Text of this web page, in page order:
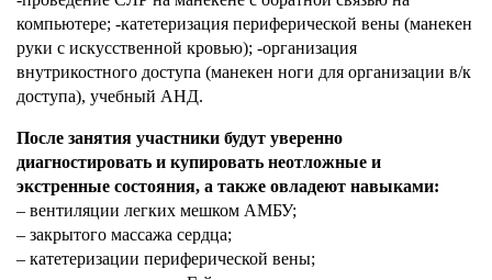
компьютере; -катетеризация периферической вены (манекен
руки с искусственной кровью); -организация
внутрикостного доступа (манекен ноги для организации в/к
доступа), учебный АНД.
После занятия участники будут уверенно
диагностировать и купировать неотложные и
экстренные состояния, а также овладеют навыками:
– вентиляции легких мешком АМБУ;
– закрытого массажа сердца;
– катетеризации периферической вены;